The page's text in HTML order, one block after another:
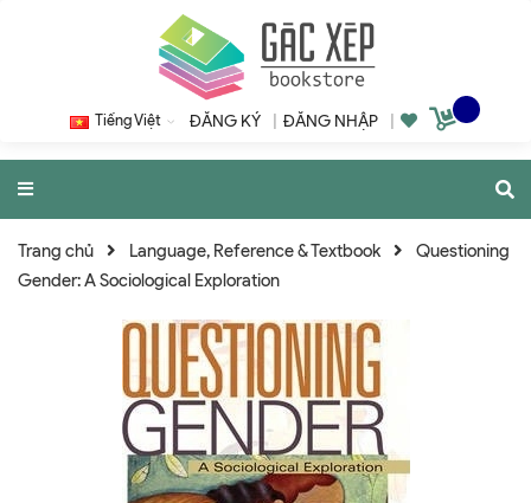
Tiếng Việt ĐĂNG KÝ ĐĂNG NHẬP
Trang chủ Language, Reference & Textbook
Questioning
Gender: A Sociological Exploration